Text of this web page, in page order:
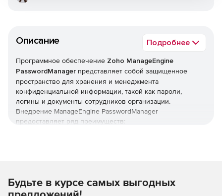
Описание Подробнее
Программное обеспечение Zoho ManageEngine
PasswordManager представляет собой защищенное
пространство для хранения и менеджмента
конфиденциальной информации, такой как пароли,
логины и документы сотрудников организации.
Внедрение ManageEngine PasswordManager
предоставляет ряд преимуществ:
Повышение IT-продуктивности благодаря
Будьте в курсе самых выгодных